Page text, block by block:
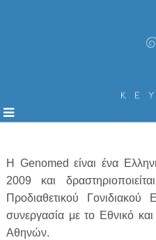
Η Genomed είναι ένα
2009 και
Προδιαθετικού
συνεργασία με το Εθνικό
Αθηνών.